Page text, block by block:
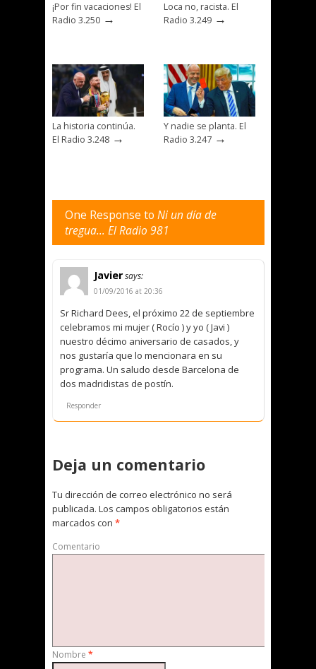
¡Por fin vacaciones! El
Radio 3.250 →
Loca no, racista. El
Radio 3.249 →
La historia continúa.
El Radio 3.248 →
Y nadie se planta. El
Radio 3.247 →
One Response to Ni un día de
tregua… El Radio 981
Javiersays:
01/09/2016 at 20:36
Sr Richard Dees, el próximo 22 de septiembre
celebramos mi mujer ( Rocío ) y yo ( Javi )
nuestro décimo aniversario de casados, y
nos gustaría que lo mencionara en su
programa. Un saludo desde Barcelona de
dos madridistas de postín.
Responder
Deja un comentario
Tu dirección de correo electrónico no será
publicada. Los campos obligatorios están
marcados con *
Comentario
Nombre *